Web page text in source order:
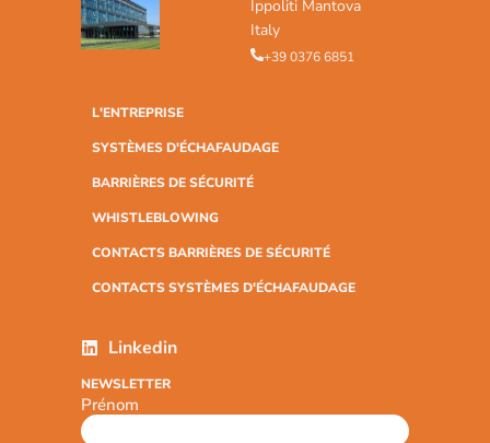
Ippoliti Mantova
Italy
+39 0376 6851
L'ENTREPRISE
SYSTÈMES D'ÉCHAFAUDAGE
BARRIÈRES DE SÉCURITÉ
WHISTLEBLOWING
CONTACTS BARRIÈRES DE SÉCURITÉ
CONTACTS SYSTÈMES D'ÉCHAFAUDAGE
Linkedin
NEWSLETTER
Prénom